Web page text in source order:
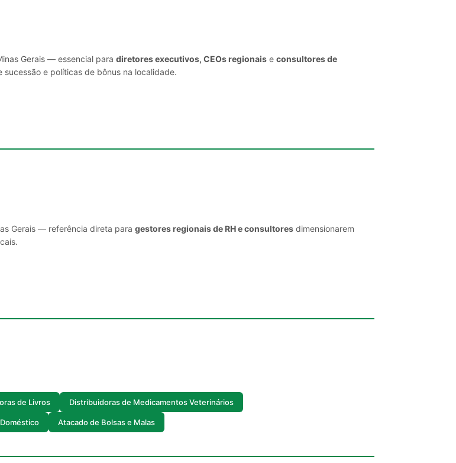
Gerais — essencial para diretores executivos, CEOs regionais e consultores de
e políticas de bônus na localidade.
Gerais — referência direta para gestores regionais de RH e consultores dimensionarem
de Livros Distribuidoras de Medicamentos Veterinários
Atacado de Bolsas e Malas